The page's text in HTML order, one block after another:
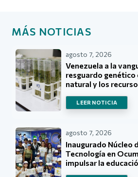
MÁS NOTICIAS
agosto 7, 2026
Venezuela a la
resguardo
natural y los
LEER NOTICIA
agosto 7, 2026
Inaugurado Núcleo
Tecnología en
impulsar la